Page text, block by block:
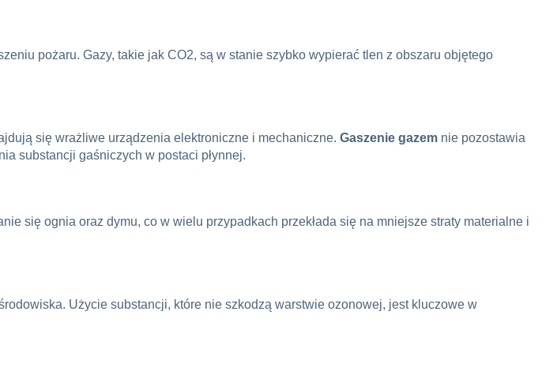
pożaru. Gazy, takie jak CO2, są w stanie szybko wypierać tlen z obszaru objętego
się wrażliwe urządzenia elektroniczne i mechaniczne. Gaszenie gazem nie pozostawia
substancji gaśniczych w postaci płynnej.
się ognia oraz dymu, co w wielu przypadkach przekłada się na mniejsze straty materialne i
Użycie substancji, które nie szkodzą warstwie ozonowej, jest kluczowe w